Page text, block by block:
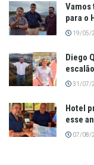
Vamos
para o
19/05/
Diego
31/07/
Hotel
esse
07/08/